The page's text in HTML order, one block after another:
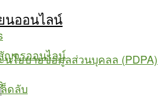
นออนไลน์
นโยบายข้อมูลส่วนบุคลล (PDPA)
ญจรออนไลน์
ล็ดลับ